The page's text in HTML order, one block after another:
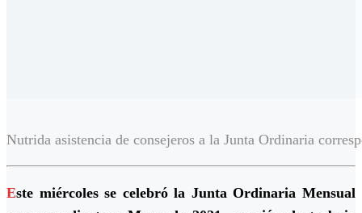
Nutrida asistencia de consejeros a la Junta Ordinaria
Este miércoles se celebró la Junta Ordinaria Mensual